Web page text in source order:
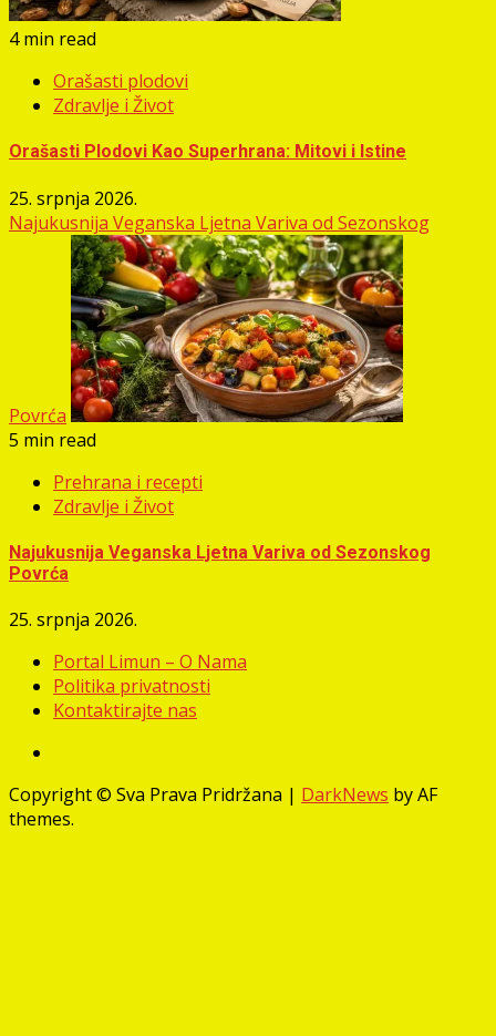
4 min read
Orašasti plodovi
Zdravlje i Život
Orašasti Plodovi Kao Superhrana: Mitovi i Istine
25. srpnja 2026.
Najukusnija Veganska Ljetna Variva od Sezonskog
Povrća
5 min read
Prehrana i recepti
Zdravlje i Život
Najukusnija Veganska Ljetna Variva od Sezonskog
Povrća
25. srpnja 2026.
Portal Limun – O Nama
Politika privatnosti
Kontaktirajte nas
Copyright © Sva Prava Pridržana | DarkNews by AF
themes.